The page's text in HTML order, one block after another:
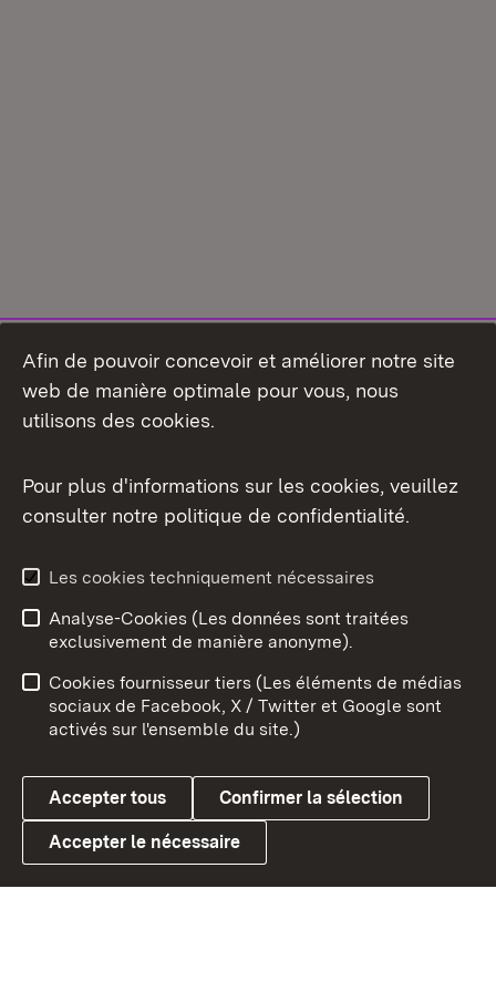
Aperçu des thèmes
Link zum Landesportal
Conseils d'utilisation
Confidentialité
Cookies
Afin de pouvoir concevoir et améliorer notre site
web de manière optimale pour vous, nous
utilisons des cookies.
Pour plus d'informations sur les cookies, veuillez
consulter notre politique de confidentialité.
Les cookies techniquement nécessaires
Analyse-Cookies (Les données sont traitées
exclusivement de manière anonyme).
Cookies fournisseur tiers (Les éléments de médias
sociaux de Facebook, X / Twitter et Google sont
activés sur l'ensemble du site.)
Accepter tous Confirmer la sélection
Accepter le nécessaire